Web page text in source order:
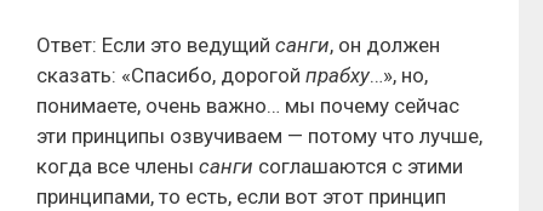
Ответ: Если это ведущий санги, он должен
сказать: «Спасибо, дорогой прабху…», но,
понимаете, очень важно… мы почему сейчас
эти принципы озвучиваем — потому что лучше,
когда все члены санги соглашаются с этими
принципами, то есть, если вот этот принцип